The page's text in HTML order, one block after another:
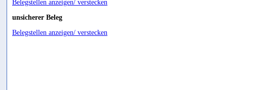
red
Ghūl 1993 287; Irvine 1964 25; Jamme 1976 126
Belegstellen anzeigen/ verstecken
unsicherer Beleg
Belegstellen anzeigen/ verstecken